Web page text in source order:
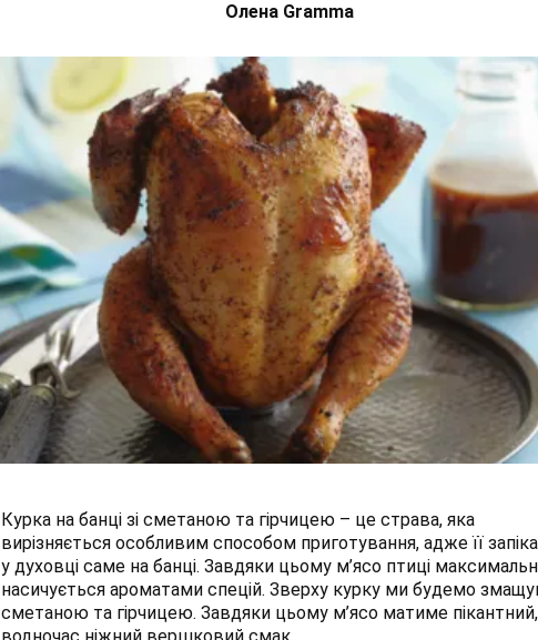
Олена Gramma
Курка на банці зі сметаною та гірчицею – це страва, яка
вирізняється особливим способом приготування, адже її
у духовці саме на банці. Завдяки цьому м’ясо птиці
насичується ароматами спецій. Зверху курку ми будемо
сметаною та гірчицею. Завдяки цьому м’ясо матиме
водночас ніжний вершковий смак.